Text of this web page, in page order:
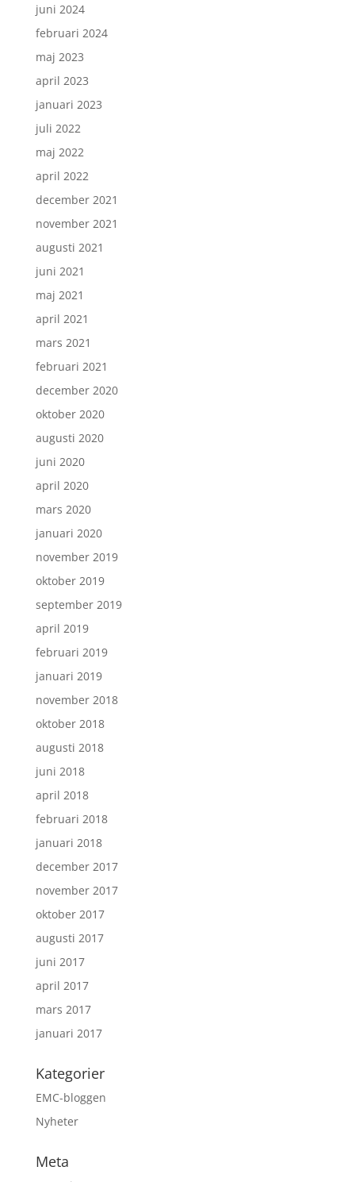
juni 2024
februari 2024
maj 2023
april 2023
januari 2023
juli 2022
maj 2022
april 2022
december 2021
november 2021
augusti 2021
juni 2021
maj 2021
april 2021
mars 2021
februari 2021
december 2020
oktober 2020
augusti 2020
juni 2020
april 2020
mars 2020
januari 2020
november 2019
oktober 2019
september 2019
april 2019
februari 2019
januari 2019
november 2018
oktober 2018
augusti 2018
juni 2018
april 2018
februari 2018
januari 2018
december 2017
november 2017
oktober 2017
augusti 2017
juni 2017
april 2017
mars 2017
januari 2017
Kategorier
EMC-bloggen
Nyheter
Meta